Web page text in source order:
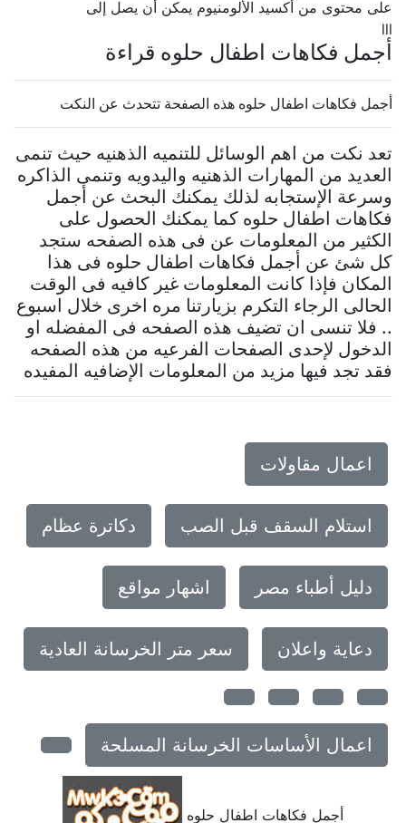
على محتوى من أكسيد الألومنيوم يمكن أن يصل إلى
أجمل فكاهات اطفال حلوه قراءة
أجمل فكاهات اطفال حلوه هذه الصفحة تتحدث عن النكت
تعد نكت من اهم الوسائل للتنميه الذهنيه حيث تنمى
العديد من المهارات الذهنيه واليدويه وتنمى الذاكره
وسرعة الإستجابه لذلك يمكنك البحث عن أجمل
فكاهات اطفال حلوه كما يمكنك الحصول على
الكثير من المعلومات عن فى هذه الصفحه ستجد
كل شئ عن أجمل فكاهات اطفال حلوه فى هذا
المكان فإذا كانت المعلومات غير كافيه فى الوقت
الحالى الرجاء التكرم بزيارتنا مره اخرى خلال اسبوع
.. فلا تنسى ان تضيف هذه الصفحه فى المفضله او
الدخول لإحدى الصفحات الفرعيه من هذه الصفحه
فقد تجد فيها مزيد من المعلومات الإضافيه المفيده
اعمال مقاولات
استلام السقف قبل الصب دكاترة عظام
دليل أطباء مصر اشهار مواقع
دعاية واعلان سعر متر الخرسانة العادية
اعمال الأساسات الخرسانة المسلحة
أجمل فكاهات اطفال حلوه